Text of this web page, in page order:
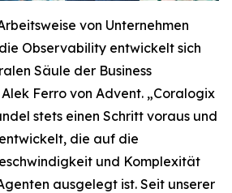
von Unternehmen
Observability entwickelt sich
Säule der Business
Ferro von Advent. „Coralogix
stets einen Schritt voraus und
die auf die
und Komplexität
ausgelegt ist. Seit unserer